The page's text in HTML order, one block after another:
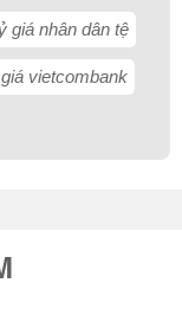
giá nhân dân tệ
vietcombank